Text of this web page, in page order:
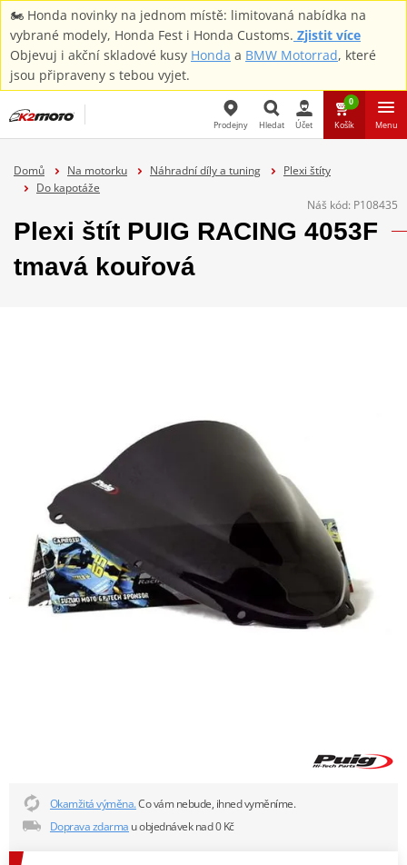
🏍️ Honda novinky na jednom místě: limitovaná nabídka na
vybrané modely, Honda Fest i Honda Customs. Zjistit více
Objevuj i akční skladové kusy Honda a BMW Motorrad, které
jsou připraveny s tebou vyjet.
Prodejny Hledat Účet
0
Košík Menu
Domů Na motorku Náhradní díly a tuning
Plexi štíty
Do kapotáže
Náš kód: P108435
Plexi štít PUIG RACING 4053F
tmavá kouřová
Okamžitá výměna.Co vám nebude, ihned vyměníme.
Doprava zdarma u objednávek nad 0 Kč